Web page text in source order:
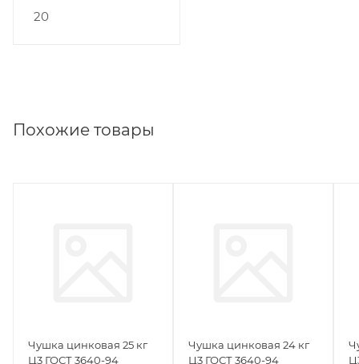
20
Похожие товары
Чушка цинковая 25 кг
Ц3 ГОСТ 3640-94
Чушка цинковая 24 кг
Ц3 ГОСТ 3640-94